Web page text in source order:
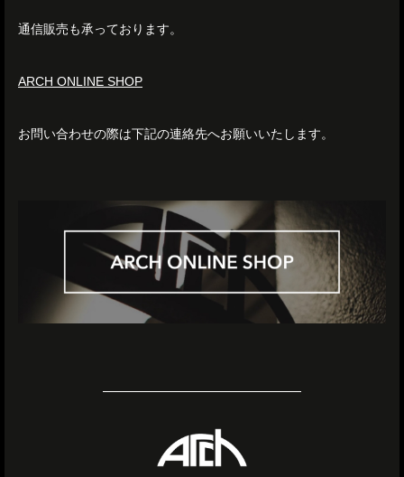
通信販売も承っております。
ARCH ONLINE SHOP
お問い合わせの際は下記の連絡先へお願いいたします。